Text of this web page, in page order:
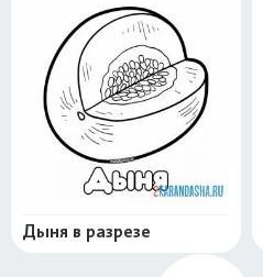
Дыня в разрезе